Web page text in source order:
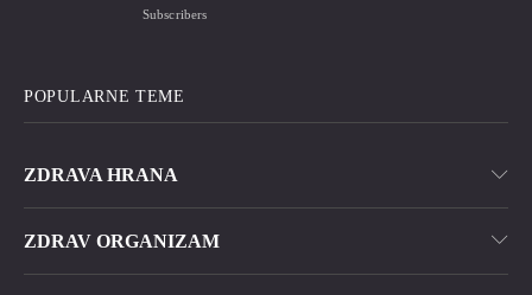
Subscribers
POPULARNE TEME
ZDRAVA HRANA
ZDRAV ORGANIZAM